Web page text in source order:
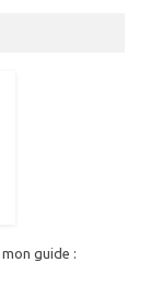
mon guide :